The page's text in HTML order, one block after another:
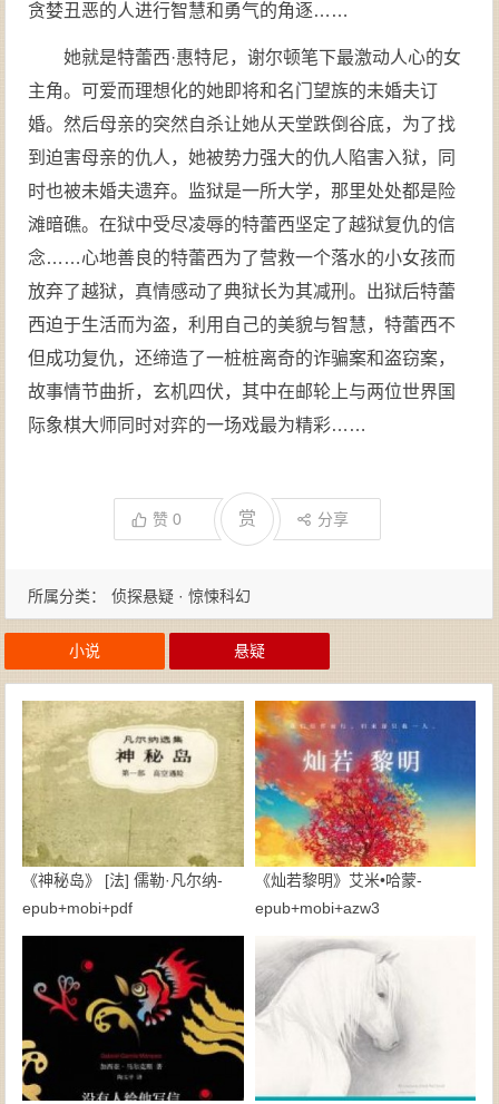
贪婪丑恶的人进行智慧和勇气的角逐……
她就是特蕾西·惠特尼，谢尔顿笔下最激动人心的女
主角。可爱而理想化的她即将和名门望族的未婚夫订
婚。然后母亲的突然自杀让她从天堂跌倒谷底，为了找
到迫害母亲的仇人，她被势力强大的仇人陷害入狱，同
时也被未婚夫遗弃。监狱是一所大学，那里处处都是险
滩暗礁。在狱中受尽凌辱的特蕾西坚定了越狱复仇的信
念……心地善良的特蕾西为了营救一个落水的小女孩而
放弃了越狱，真情感动了典狱长为其减刑。出狱后特蕾
西迫于生活而为盗，利用自己的美貌与智慧，特蕾西不
但成功复仇，还缔造了一桩桩离奇的诈骗案和盗窃案，
故事情节曲折，玄机四伏，其中在邮轮上与两位世界国
际象棋大师同时对弈的一场戏最为精彩……
赞0 赏 分享
所属分类： 侦探悬疑 · 惊悚科幻
小说 悬疑
《神秘岛》 [法] 儒勒·凡尔纳-
epub+mobi+pdf
《灿若黎明》艾米•哈蒙-
epub+mobi+azw3